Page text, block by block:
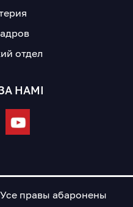
отдел
НАМІ
правы абаронены